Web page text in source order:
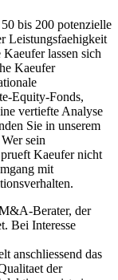
bis 200 potenzielle
Leistungsfaehigkeit
lassen sich
Kaeufer
Equity-Fonds,
vertiefte Analyse
Sie in unserem
sein
Kaeufer nicht
mit
Berater, der
Bei Interesse
anschliessend das
der